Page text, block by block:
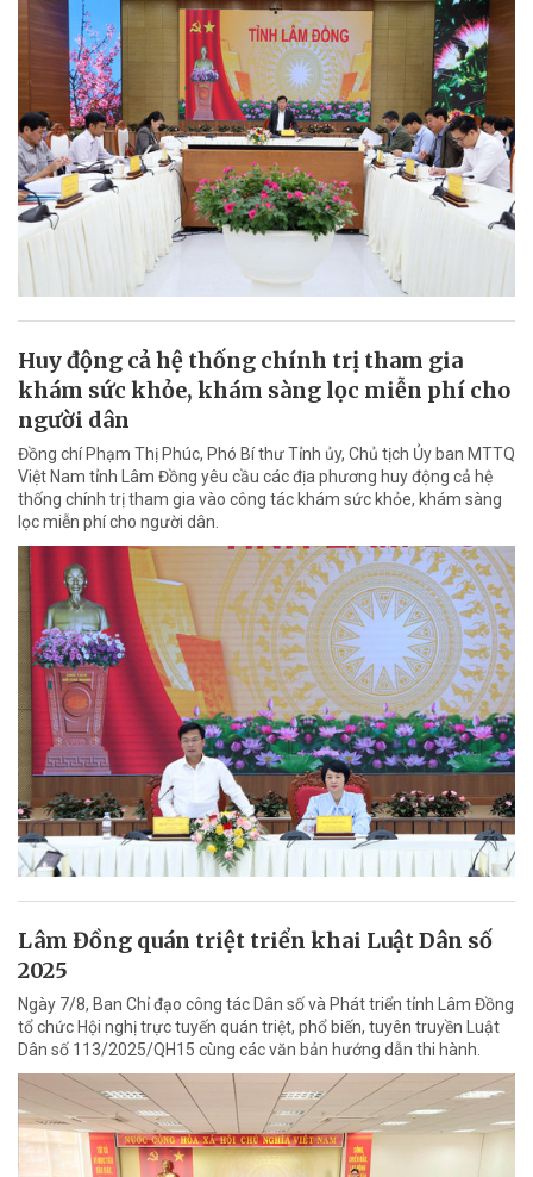
Huy động cả hệ thống chính trị tham gia
khám sức khỏe, khám sàng lọc miễn phí cho
người dân
Đồng chí Phạm Thị Phúc, Phó Bí thư Tỉnh ủy, Chủ tịch Ủy ban MTTQ
Việt Nam tỉnh Lâm Đồng yêu cầu các địa phương huy động cả hệ
thống chính trị tham gia vào công tác khám sức khỏe, khám sàng
lọc miễn phí cho người dân.
Lâm Đồng quán triệt triển khai Luật Dân số
2025
Ngày 7/8, Ban Chỉ đạo công tác Dân số và Phát triển tỉnh Lâm Đồng
tổ chức Hội nghị trực tuyến quán triệt, phổ biến, tuyên truyền Luật
Dân số 113/2025/QH15 cùng các văn bản hướng dẫn thi hành.